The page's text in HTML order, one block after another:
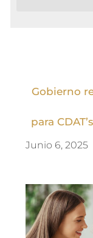
Gobierno
para
Junio 6, 2025